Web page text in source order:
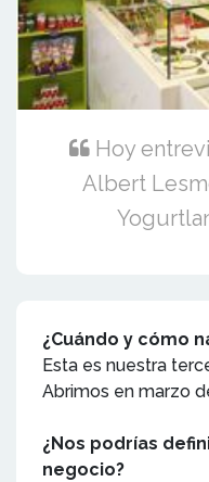
Hoy
Albert
¿Cuándo y cómo
Esta es nuestra
Abrimos en marzo
¿Nos podrías
negocio?